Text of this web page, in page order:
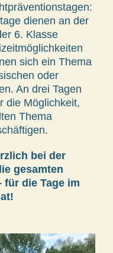
dienen an der
6. Klasse
sich ein Thema
oder
An drei Tagen
die Möglichkeit,
Thema
bei der
gesamten
für die Tage im